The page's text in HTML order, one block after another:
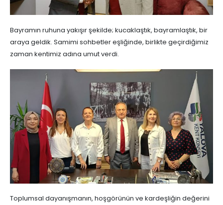
Bayramın ruhuna yakışır şekilde; kucaklaştık, bayramlaştık, bir
araya geldik. Samimi sohbetler eşliğinde, birlikte geçirdiğimiz
zaman kentimiz adına umut verdi.
Toplumsal dayanışmanın, hoşgörünün ve kardeşliğin değerini